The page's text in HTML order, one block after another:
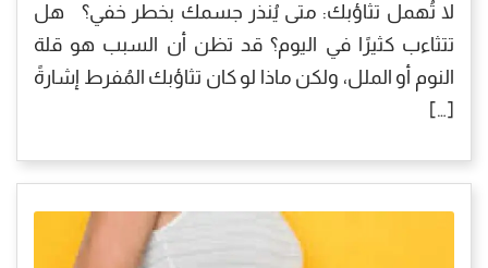
لا تُهمل تثاؤبك: متى يُنذر جسمك بخطر خفي؟ هل
تتثاءب كثيرًا في اليوم؟ قد تظن أن السبب هو قلة
النوم أو الملل، ولكن ماذا لو كان تثاؤبك المُفرط إشارةً
[…]